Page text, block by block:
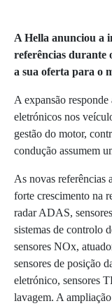
A Hella anunciou a
referências durante
a sua oferta para o
A expansão
eletrónicos nos
gestão do motor,
condução assumem
As novas referências
forte crescimento na
radar ADAS,
sistemas de controlo
sensores NOx,
sensores de posição
eletrónico, sensores
lavagem. A